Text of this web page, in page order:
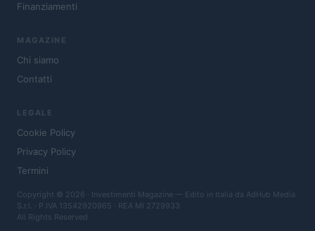
Finanziamenti
MAGAZINE
Chi siamo
Contatti
LEGALE
Cookie Policy
Privacy Policy
Termini
Copyright © 2026 · Investimenti Magazine — Edito in Italia da AdHub Media
S.r.l. · P.IVA 13542920965 · REA MI 2729933
All Rights Reserved